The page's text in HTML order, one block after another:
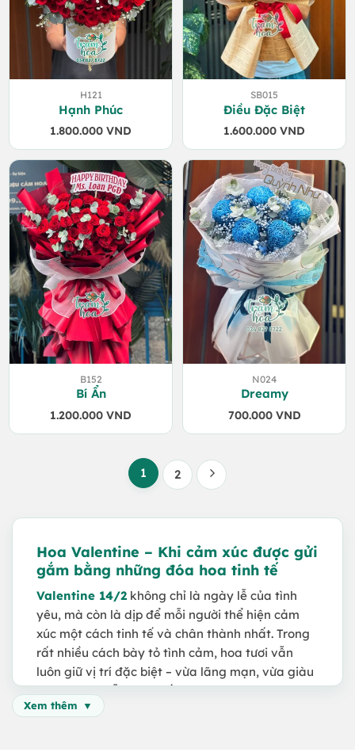
H121
Hạnh Phúc
1.800.000 VND
SB015
Điều Đặc Biệt
1.600.000 VND
B152
Bí Ẩn
1.200.000 VND
N024
Dreamy
700.000 VND
1 2
Hoa Valentine – Khi cảm xúc được gửi
gắm bằng những đóa hoa tinh tế
Valentine 14/2 không chỉ là ngày lễ của tình
yêu, mà còn là dịp để mỗi người thể hiện cảm
xúc một cách tinh tế và chân thành nhất. Trong
rất nhiều cách bày tỏ tình cảm, hoa tươi vẫn
luôn giữ vị trí đặc biệt – vừa lãng mạn, vừa giàu
ý nghĩa, lại dễ chạm đến trái tim người nhận.
Một bó hoa Valentine được lựa chọn đúng không
Xem thêm